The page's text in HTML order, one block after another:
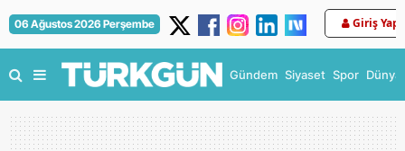
06 Ağustos 2026 Perşembe Giriş Yap
Gündem Siyaset Spor Dünya